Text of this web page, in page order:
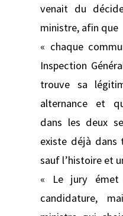
venait du
ministre, afin que
« chaque
Inspection
trouve sa
alternance et
dans les deux
existe déjà dans
sauf l’histoire et
« Le jury émet
candidature,